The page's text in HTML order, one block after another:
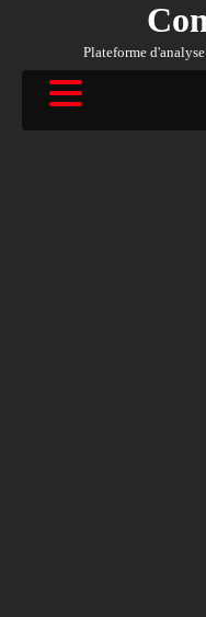
Plateforme